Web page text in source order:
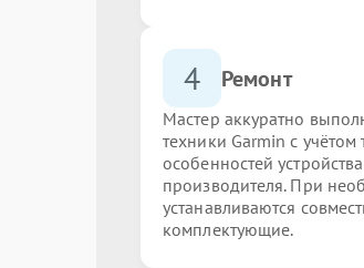
4 Ремонт
Мастер аккуратно
техники Garmin с учётом
особенностей
производителя. При
устанавливаются
комплектующие.